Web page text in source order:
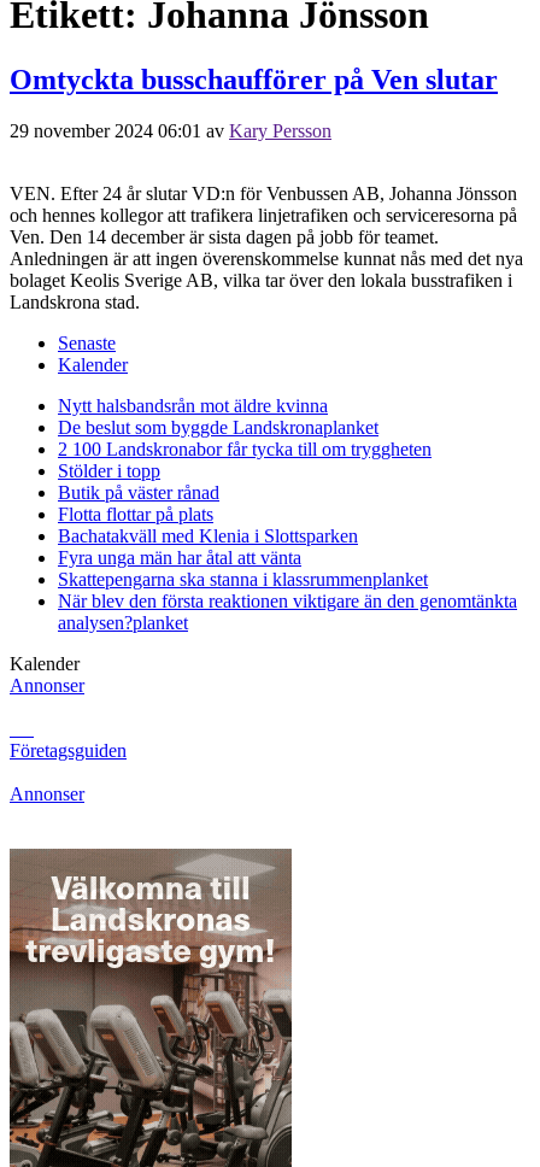
Etikett: Johanna Jönsson
Omtyckta busschaufförer på Ven slutar
29 november 2024 06:01 av Kary Persson
VEN. Efter 24 år slutar VD:n för Venbussen AB, Johanna Jönsson
och hennes kollegor att trafikera linjetrafiken och serviceresorna på
Ven. Den 14 december är sista dagen på jobb för teamet.
Anledningen är att ingen överenskommelse kunnat nås med det nya
bolaget Keolis Sverige AB, vilka tar över den lokala busstrafiken i
Landskrona stad.
Senaste
Kalender
Nytt halsbandsrån mot äldre kvinna
De beslut som byggde Landskronaplanket
2 100 Landskronabor får tycka till om tryggheten
Stölder i topp
Butik på väster rånad
Flotta flottar på plats
Bachatakväll med Klenia i Slottsparken
Fyra unga män har åtal att vänta
Skattepengarna ska stanna i klassrummenplanket
När blev den första reaktionen viktigare än den genomtänkta
analysen?planket
Kalender
Annonser
Företagsguiden
Annonser